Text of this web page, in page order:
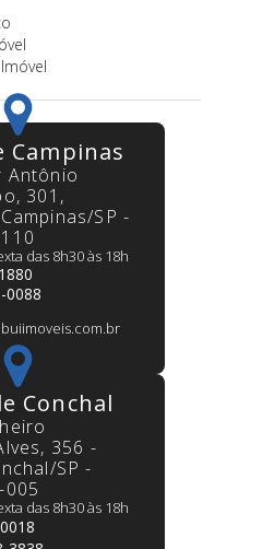
Campinas
Antônio
301,
SP -
das 8h30 às 18h
0088
Conchal
356 -
SP -
005
das 8h30 às 18h